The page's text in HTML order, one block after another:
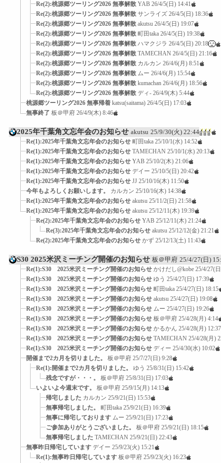
Re(2):桃源郷ツーリング2026 無事解散 YAB 26/4/5(日) 14:41
Re(2):桃源郷ツーリング2026 無事解散 サンライズ 26/4/5(日) 18:36
Re(2):桃源郷ツーリング2026 無事解散 akutsu 26/4/5(日) 19:07
Re(2):桃源郷ツーリング2026 無事解散 町田taka 26/4/5(日) 19:38
Re(2):桃源郷ツーリング2026 無事解散 ハマクジラ 26/4/5(日) 20:18
Re(2):桃源郷ツーリング2026 無事解散 TAMECHAN 26/4/5(日) 21:16
Re(2):桃源郷ツーリング2026 無事解散 カルカン 26/4/6(月) 8:51
Re(2):桃源郷ツーリング2026 無事解散 ムー 26/4/6(月) 15:54
Re(2):桃源郷ツーリング2026 無事解散 kumachan 26/4/6(月) 18:56
Re(2):桃源郷ツーリング2026 無事解散 ディ- 26/4/9(木) 5:44
桃源郷ツーリング2026 無事帰着 katsu(saitama) 26/4/5(日) 17:03
無事終了 板＠甲府 26/4/9(木) 8:46
2025年千葉角文忘年会のお知らせ akutsu 25/9/30(火) 22:44
Re(1):2025年千葉角文忘年会のお知らせ 町田taka 25/10/1(水) 14:52
Re(1):2025年千葉角文忘年会のお知らせ TAMECHAN 25/10/1(水) 20:13
Re(1):2025年千葉角文忘年会のお知らせ YAB 25/10/2(木) 21:06
Re(1):2025年千葉角文忘年会のお知らせ デイー 25/10/5(日) 20:42
Re(1):2025年千葉角文忘年会のお知らせ JJ 25/10/16(木) 11:50
今年もよろしくお願いします。
カルカン 25/10/16(木) 14:38
Re(1):2025年千葉角文忘年会のお知らせ akutsu 25/11/2(日) 21:58
Re(1):2025年千葉角文忘年会のお知らせ akutsu 25/12/11(木) 19:39
Re(2):2025年千葉角文忘年会のお知らせ YAB 25/12/11(木) 21:24
Re(3):2025年千葉角文忘年会のお知らせ akutsu 25/12/12(金) 21:21
Re(2):2025年千葉角文忘年会のお知らせ かず 25/12/13(土) 11:43
S30 2025米沢ミーチング開催のお知らせ 板＠甲府 25/4/27(日)
Re(1):S30 2025米沢ミーチング開催のお知らせ かけだし@kobe 25/4/27(
Re(1):S30 2025米沢ミーチング開催のお知らせ ゆう 25/4/27(日) 17:39
Re(1):S30 2025米沢ミーチング開催のお知らせ 町田taka 25/4/27(日) 18:15
Re(1):S30 2025米沢ミーチング開催のお知らせ akutsu 25/4/27(日) 19:08
Re(1):S30 2025米沢ミーチング開催のお知らせ ムー 25/4/27(日) 19:26
Re(1):S30 2025米沢ミーチング開催のお知らせ 板＠甲府 25/4/28(月) 4:14
Re(1):S30 2025米沢ミーチング開催のお知らせ かるかん 25/4/28(月) 12:37
Re(1):S30 2025米沢ミーチング開催のお知らせ TAMECHAN 25/4/28(月)
Re(1):S30 2025米沢ミーチング開催のお知らせ ディー 25/4/30(水) 10:02
開催まで2カ月を切りました。
板＠甲府 25/7/27(日) 9:28
Re(1):開催まで2カ月を切りました。
ゆう 25/8/31(日) 15:42
残念ですが・・・。
板＠甲府 25/8/31(日) 17:03
いよいよ今週末です。
板＠甲府 25/9/15(月) 14:13
帰宅しました カルカン 25/9/21(日) 15:53
無事帰宅しました。
町田taka 25/9/21(日) 16:39
無事に帰宅しております ムー 25/9/21(日) 17:23
ご参加ありがとうございました。
板＠甲府 25/9/21(日) 18:15
無事帰宅しました TAMECHAN 25/9/21(日) 22:43
無事昨日帰宅しています デイー 25/9/23(火) 15:21
Re(1):無事昨日帰宅しています 板＠甲府 25/9/23(火) 16:23